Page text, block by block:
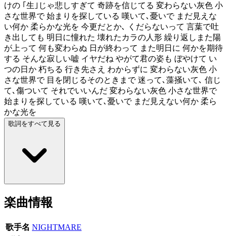
けの ｢生｣じゃ悲しすぎて 奇跡を信じてる 変わらない灰色 小
さな世界で 始まりを探している 嘆いて､憂いで まだ見えな
い何か 柔らかな光を 今更だとか､ くだらないって 言葉で吐
き出しても 明日に憧れた 壊れたカラの人形 繰り返しまた陽
が上って 何も変わらぬ 日が終わって また明日に 何かを期待
する そんな寂しい嘘 イヤだね やがて君の姿も ぼやけて い
つの日か 朽ちる 行き先さえ わからずに 変わらない灰色 小
さな世界で 目を閉じるそのときまで 迷って､藻掻いて､ 信じ
て､傷ついて それでいいんだ 変わらない灰色 小さな世界で
始まりを探している 嘆いて､憂いで まだ見えない何か 柔ら
かな光を
歌詞をすべて見る
楽曲情報
歌手名 NIGHTMARE